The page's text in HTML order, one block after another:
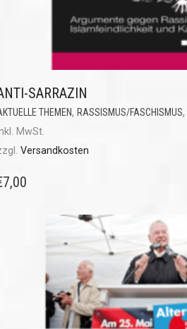
SARRAZIN
THEMEN, RASSISMUS/FASCHISMUS,
MwSt.
Versandkosten
7,00